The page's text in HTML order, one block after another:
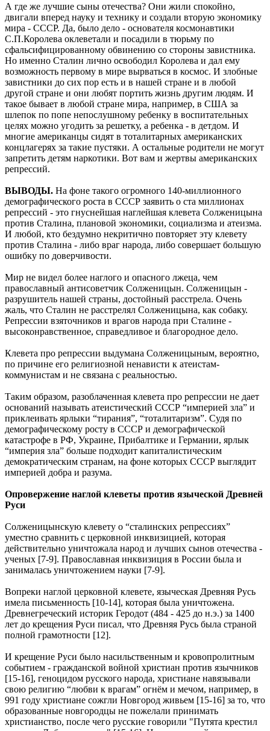
А где же лучшие сыны отечества? Они жили спокойно,
двигали вперед науку и технику и создали вторую экономику
мира - СССР. Да, было дело - основателя космонавтики
С.П.Королева оклеветали и посадили в тюрьму по
сфальсифицированному обвинению со стороны завистника.
Но именно Сталин лично освободил Королева и дал ему
возможность первому в мире вырваться в космос. И злобные
завистники до сих пор есть и в нашей стране и в любой
другой стране и они любят портить жизнь другим людям. И
такое бывает в любой стране мира, например, в США за
шлепок по попе непослушному ребенку в воспитательных
целях можно угодить за решетку, а ребенка - в детдом. И
многие американцы сидят в тоталитарных американских
концлагерях за такие пустяки. А остальные родители не могут
запретить детям наркотики. Вот вам и жертвы американских
репрессий.
ВЫВОДЫ. На фоне такого огромного 140-миллионного
демографического роста в СССР заявить о ста миллионах
репрессий - это гнуснейшая наглейшая клевета Солженицына
против Сталина, плановой экономики, социализма и атеизма.
И любой, кто бездумно некритично повторяет эту клевету
против Сталина - либо враг народа, либо совершает большую
ошибку по доверчивости.
Мир не видел более наглого и опасного лжеца, чем
православный антисоветчик Солженицын. Солженицын -
разрушитель нашей страны, достойный расстрела. Очень
жаль, что Сталин не расстрелял Солженицына, как собаку.
Репрессии взяточников и врагов народа при Сталине -
высоконравственное, справедливое и благородное дело.
Клевета про репрессии выдумана Солженицыным, вероятно,
по причине его религиозной ненависти к атеистам-
коммунистам и не связана с реальностью.
Таким образом, разоблаченная клевета про репрессии не дает
оснований называть атеистический СССР “империей зла” и
приклеивать ярлыки “тирания”, “тоталитаризм”. Судя по
демографическому росту в СССР и демографической
катастрофе в РФ, Украине, Прибалтике и Германии, ярлык
“империя зла” больше подходит капиталистическим
демократическим странам, на фоне которых СССР выглядит
империей добра и разума.
Опровержение наглой клеветы против языческой Древней
Руси
Солженицынскую клевету о “сталинских репрессиях”
уместно сравнить с церковной инквизицией, которая
действительно уничтожала народ и лучших сынов отечества -
ученых [7-9]. Православная инквизиция в России была и
занималась уничтожением науки [7-9].
Вопреки наглой церковной клевете, языческая Древняя Русь
имела письменность [10-14], которая была уничтожена.
Древнегреческий историк Геродот (484 - 425 до н.э.) за 1400
лет до крещения Руси писал, что Древняя Русь была страной
полной грамотности [12].
И крещение Руси было насильственным и кровопролитным
событием - гражданской войной христиан против язычников
[15-16], геноцидом русского народа, христиане навязывали
свою религию “любви к врагам” огнём и мечом, например, в
991 году христиане сожгли Новгород живьем [15-16] за то, что
образованные новгородцы не пожелали принимать
христианство, после чего русские говорили "Путята крестил